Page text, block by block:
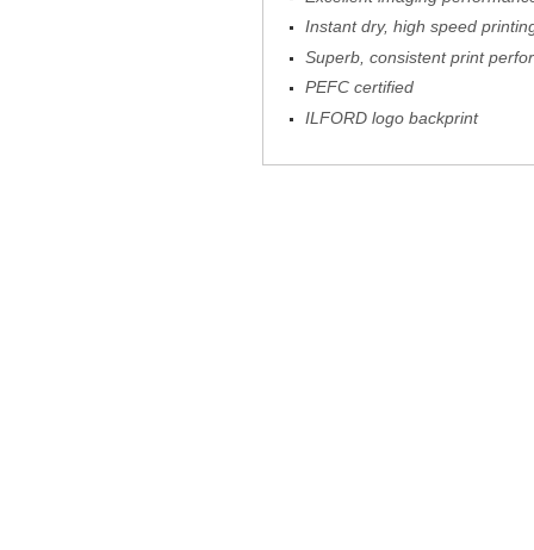
Instant dry, high speed
Superb, consistent print
PEFC certified
ILFORD logo backprint